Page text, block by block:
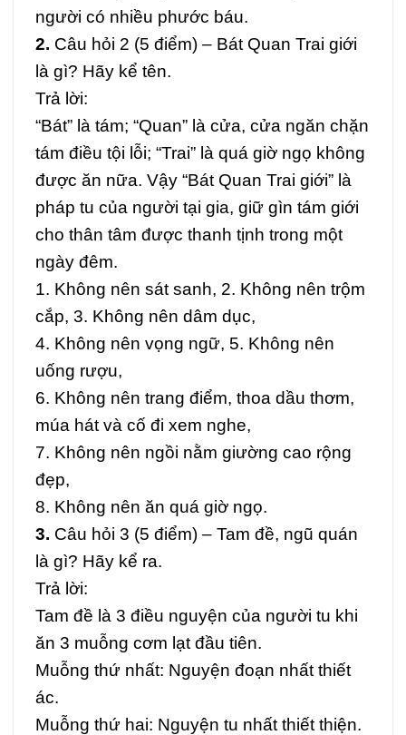
người có nhiều phước báu.
2. Câu hỏi 2 (5 điểm) – Bát Quan Trai giới
là gì? Hãy kể tên.
Trả lời:
“Bát” là tám; “Quan” là cửa, cửa ngăn chặn
tám điều tội lỗi; “Trai” là quá giờ ngọ không
được ăn nữa. Vậy “Bát Quan Trai giới” là
pháp tu của người tại gia, giữ gìn tám giới
cho thân tâm được thanh tịnh trong một
ngày đêm.
1. Không nên sát sanh, 2. Không nên trộm
cắp, 3. Không nên dâm dục,
4. Không nên vọng ngữ, 5. Không nên
uống rượu,
6. Không nên trang điểm, thoa dầu thơm,
múa hát và cố đi xem nghe,
7. Không nên ngồi nằm giường cao rộng
đẹp,
8. Không nên ăn quá giờ ngọ.
3. Câu hỏi 3 (5 điểm) – Tam đề, ngũ quán
là gì? Hãy kể ra.
Trả lời:
Tam đề là 3 điều nguyện của người tu khi
ăn 3 muỗng cơm lạt đầu tiên.
Muỗng thứ nhất: Nguyện đoạn nhất thiết
ác.
Muỗng thứ hai: Nguyện tu nhất thiết thiện.